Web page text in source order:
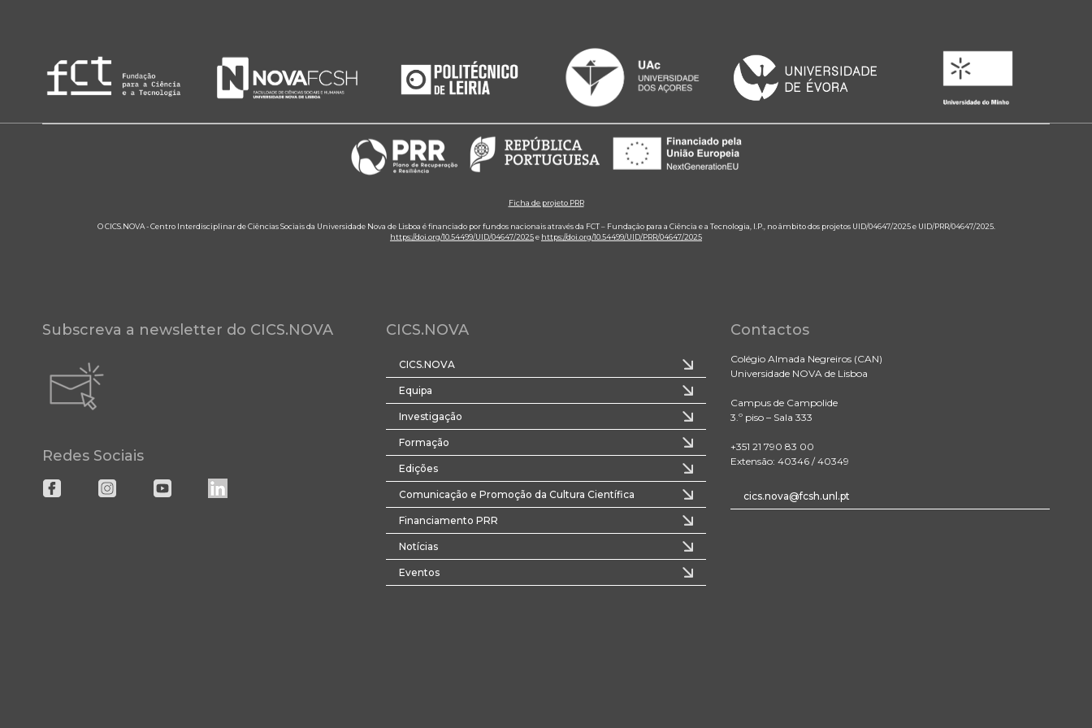
Ficha de projeto PRR
O CICS.NOVA - Centro Interdisciplinar de Ciências Sociais da Universidade Nova de Lisboa é financiado por fundos nacionais através da FCT – Fundação para a Ciência e a Tecnologia, I.P., no âmbito dos projetos UID/04647/2025 e UID/PRR/04647/2025.
https://doi.org/10.54499/UID/04647/2025e https://doi.org/10.54499/UID/PRR/04647/2025
Subscreva a newsletter do CICS.NOVA
Redes Sociais
CICS.NOVA
CICS.NOVA
Equipa
Investigação
Formação
Edições
Comunicação e Promoção da Cultura Científica
Financiamento PRR
Notícias
Eventos
Contactos
Colégio Almada Negreiros (CAN)
Universidade NOVA de Lisboa
Campus de Campolide
3.º piso – Sala 333
+351 21 790 83 00
Extensão: 40346 / 40349
cics.nova@fcsh.unl.pt